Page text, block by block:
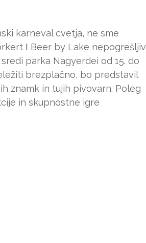
karneval cvetja, ne sme
ǀ Beer by Lake nepogrešljiv
parka Nagyerdei od 15. do
brezplačno, bo predstavil
znamk in tujih pivovarn. Poleg
in skupnostne igre